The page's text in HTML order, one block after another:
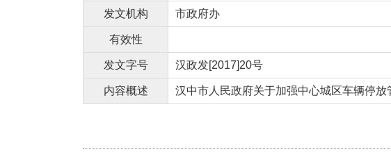
发文机构 市政府办
有效性
发文字号 汉政发[2017]20号
内容概述 汉中市人民政府关于加强中心城区车辆停放